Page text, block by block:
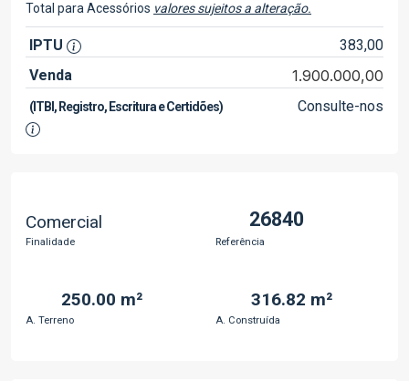
Total para Acessórios valores sujeitos a alteração.
IPTU
383,00
Venda
1.900.000,00
(ITBI, Registro, Escritura e Certidões) Consulte-nos
Comercial
Finalidade
26840
Referência
250.00 m²
A. Terreno
316.82 m²
A. Construída